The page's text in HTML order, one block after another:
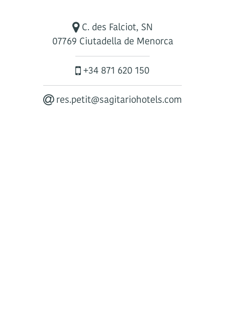
C. des Falciot, SN
07769 Ciutadella de Menorca
+34 871 620 150
res.petit@sagitariohotels.com